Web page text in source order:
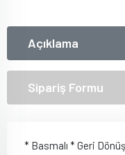
Açıklama
Sipariş Formu
* Basmalı * Geri